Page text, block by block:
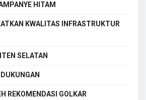
HITAM
KWALITAS INFRASTRUKTUR
SELATAN
REKOMENDASI GOLKAR